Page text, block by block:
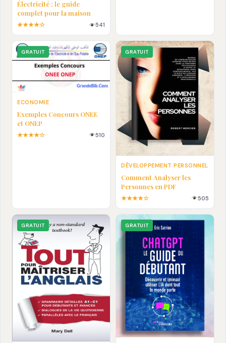
Électricité : le guide
complet pour la maison
★★★★☆ 541
GRATUIT
ECONOMIE
Exemples Concours ONEE
et ONEP
★★★★☆ 510
GRATUIT
DÉVELOPPEMENT PERSONNEL
Comment Analyser les
Personnes en PDF
★★★★☆ 505
GRATUIT GRATUIT